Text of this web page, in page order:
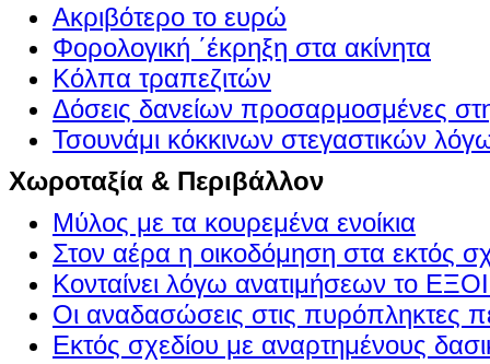
Ακριβότερο το ευρώ
Φορολογική ΄έκρηξη στα ακίνητα
Κόλπα τραπεζιτών
Δόσεις δανείων προσαρμοσμένες
Τσουνάμι κόκκινων στεγαστικών
Χωροταξία & Περιβάλλον
Μύλος με τα κουρεμένα ενοίκια
Στον αέρα η οικοδόμηση στα εκτός
Κονταίνει λόγω ανατιμήσεων το
Οι αναδασώσεις στις πυρόπληκτες
Εκτός σχεδίου με αναρτημένους